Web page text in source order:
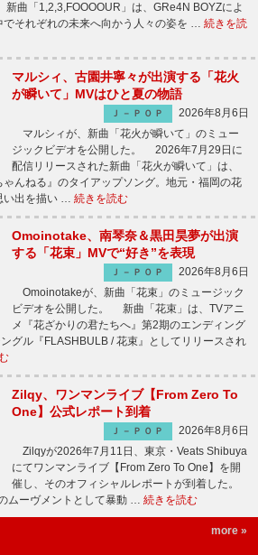
曲「1,2,3,FOOOOUR」は、GRe4N BOYZによ
でそれぞれの未来へ向かう人々の姿を … 続きを読
マルシィ、古園井寧々が出演する「花火
が瞬いて」MVはひと夏の物語
Ｊ－ＰＯＰ
2026年8月6日
マルシィが、新曲「花火が瞬いて」のミュー
ジックビデオを公開した。 2026年7月29日に
配信リリースされた新曲「花火が瞬いて」は、
んねる』のタイアップソング。地元・福岡の花
い出を描い … 続きを読む
Omoinotake、南琴奈＆黒田昊夢が出演
する「花束」MVで“好き”を表現
Ｊ－ＰＯＰ
2026年8月6日
Omoinotakeが、新曲「花束」のミュージック
ビデオを公開した。 新曲「花束」は、TVアニ
メ『花ざかりの君たちへ』第2期のエンディング
グル『FLASHBULB / 花束』としてリリースされ
Zilqy、ワンマンライブ【From Zero To
One】公式レポート到着
Ｊ－ＰＯＰ
2026年8月6日
Zilqyが2026年7月11日、東京・Veats Shibuya
にてワンマンライブ【From Zero To One】を開
催し、そのオフィシャルレポートが到着した。
ムーヴメントとして暴動 … 続きを読む
more »